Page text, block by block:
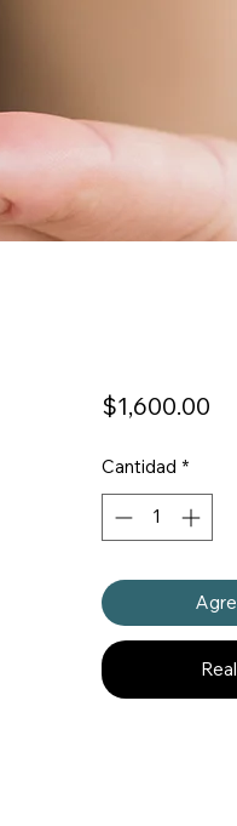
$1,600.00
Cantidad *